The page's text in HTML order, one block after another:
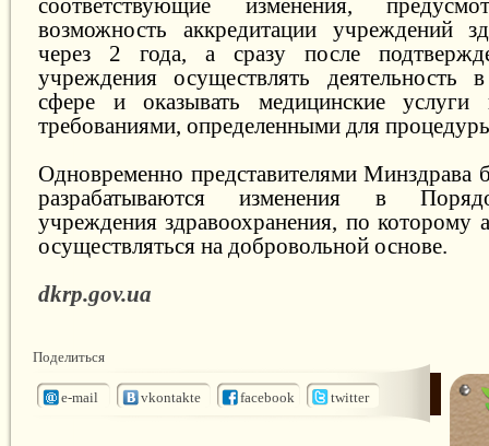
соответствующие изменения,
возможность аккредитации учреждений
через 2 года, а сразу после
учреждения осуществлять деятельность
сфере и оказывать медицинские услуги
требованиями, определенными для
Одновременно представителями Минздрава
разрабатываются изменения в
учреждения здравоохранения, по которому
осуществляться на добровольной основе.
dkrp.gov.ua
Поделиться
e-mail vkontakte facebook twitter